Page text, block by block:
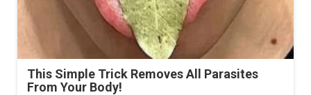
This Simple Trick Removes All Parasites
From Your Body!